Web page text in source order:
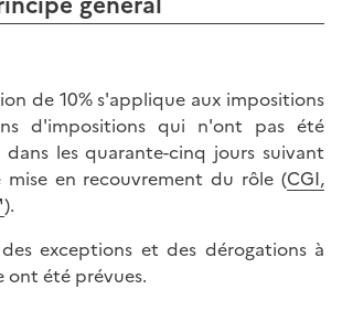
de 10% s'applique aux impositions
d'impositions qui n'ont pas été
les quarante-cinq jours suivant
en recouvrement du rôle (CGI,
).
exceptions et des dérogations à
ont été prévues.